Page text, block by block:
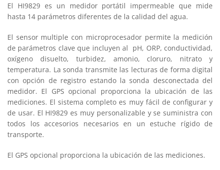
El HI9829 es un medidor portátil impermeable que mide
hasta 14 parámetros diferentes de la calidad del agua.
El sensor multiple con microprocesador permite la medición
de parámetros clave que incluyen al pH, ORP, conductividad,
oxígeno disuelto, turbidez, amonio, cloruro, nitrato y
temperatura. La sonda transmite las lecturas de forma digital
con opción de registro estando la sonda desconectada del
medidor. El GPS opcional proporciona la ubicación de las
mediciones. El sistema completo es muy fácil de configurar y
de usar. El HI9829 es muy personalizable y se suministra con
todos los accesorios necesarios en un estuche rígido de
transporte.
El GPS opcional proporciona la ubicación de las mediciones.